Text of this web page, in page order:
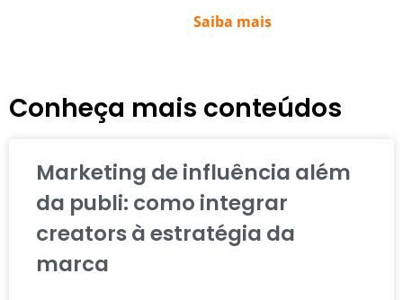
Saiba mais
Conheça mais conteúdos
Marketing de influência além
da publi: como integrar
creators à estratégia da
marca